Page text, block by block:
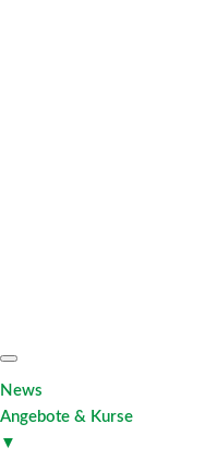
News
Angebote & Kurse
▼